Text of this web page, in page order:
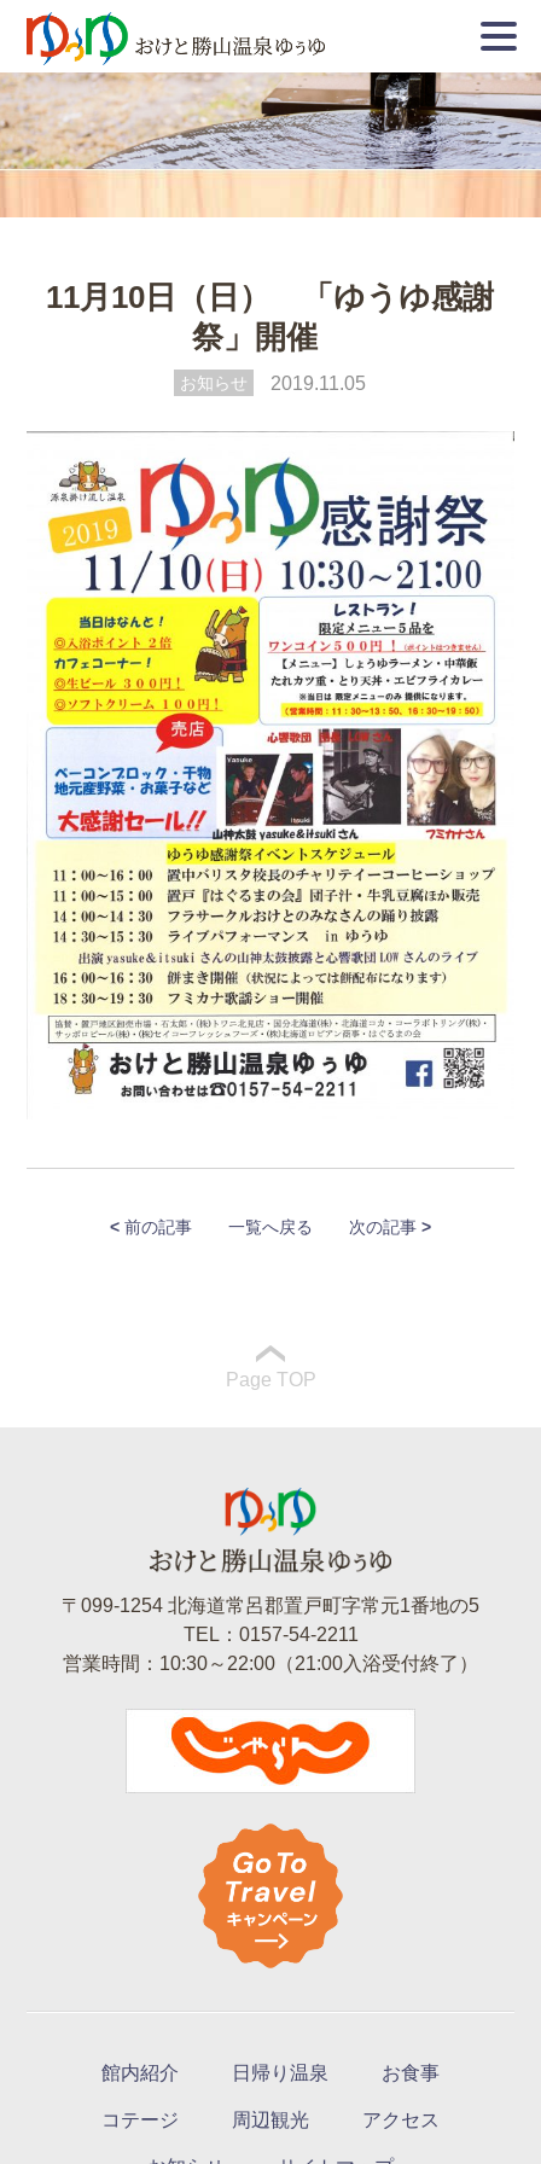
11月10日（日） 「ゆうゆ感謝
祭」開催
お知らせ 2019.11.05
< 前の記事 一覧へ戻る 次の記事>
Page TOP
〒099-1254 北海道常呂郡置戸町字常元1番地の5
TEL：0157-54-2211
営業時間：10:30～22:00（21:00入浴受付終了）
館内紹介 日帰り温泉 お食事
コテージ 周辺観光 アクセス